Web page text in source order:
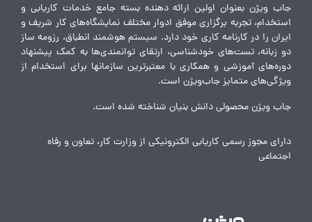
جاب ویژن بعنوان اولین ارائه دهنده بسته جامع خدمات کاریابی و
استخدام، تجربه برگزاری موفق ادوار مختلف نمایشگاه‌های کار شریف و
ایران را در کارنامه کاری خود دارد. سیستم هوشمند انطباق، رزومه ساز
دو زبانه، تست‌های خودشناسی، ارتقای توانمندی‌ها به کمک پیشنهاد
دوره‌های آموزشی و همکاری با معتبرترین سازمانها برای استخدام از
ویژگی‌های متمایز جاب‌ویژن است.
جاب ویژن محصولی دانش بنیان شناخته شده است.
دارای مجوز رسمی کاریابی الکترونیکی از وزارت کار، تعاون و رفاه
اجتماعی